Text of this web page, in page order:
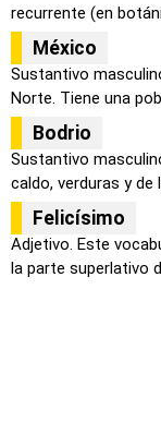
recurrente (en
México
Sustantivo
Norte. Tiene una
Bodrio
Sustantivo
caldo, verduras y de
Felicísimo
Adjetivo. Este
la parte superlativo